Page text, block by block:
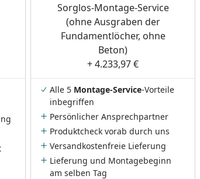
Sorglos-Montage-Service
(ohne Ausgraben der
Fundamentlöcher, ohne
Beton)
+ 4.233,97 €
Alle 5 Montage-Service-Vorteile
inbegriffen
Persönlicher Ansprechpartner
Produktcheck vorab durch uns
Versandkostenfreie Lieferung
Lieferung und Montagebeginn
am selben Tag